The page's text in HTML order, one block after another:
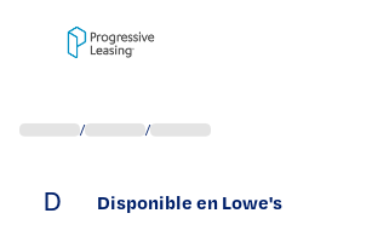
/ /
D Disponible en Lowe's